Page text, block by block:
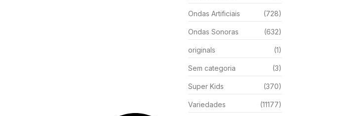
Ondas Artificiais (728)
Ondas Sonoras (632)
originals (1)
Sem categoria (3)
Super Kids (370)
Variedades (11177)